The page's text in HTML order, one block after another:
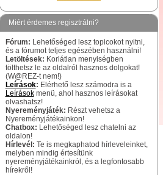
Miért érdemes regisztrálni?
Fórum: Lehetőséged lesz topicokot nyitni,
és a fórumot teljes egészében használni!
Letöltések: Korlátlan menyiségben
tölthetsz le az oldalról hasznos dolgokat!
(W@REZ-t nem!)
Leírások: Elérhető lesz számodra is a
Leírásokmenü, ahol hasznos leírásokat
olvashatsz!
Nyereményjáték: Részt vehetsz a
Nyereményjátékainkon!
Chatbox: Lehetőséged lesz chatelni az
oldalon!
Hírlevél: Te is megkaphatod hírleveleinket,
melyben mindig értesítünk
nyereményjátékainkról, és a legfontosabb
hírekről!